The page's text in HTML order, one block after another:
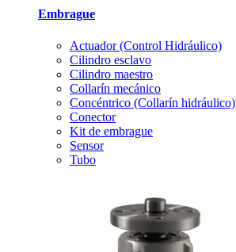
Embrague
Actuador (Control Hidráulico)
Cilindro esclavo
Cilindro maestro
Collarín mecánico
Concéntrico (Collarín hidráulico)
Conector
Kit de embrague
Sensor
Tubo